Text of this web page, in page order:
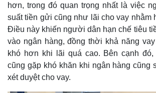
hơn, trong đó quan trọng nhất là việc
suất tiền gửi cũng như lãi cho vay nhằm
Điều này khiến người dân hạn chế tiêu
vào ngân hàng, đồng thời khả năng
khó hơn khi lãi quá cao. Bên cạnh
cũng gặp khó khăn khi ngân hàng cũng
xét duyệt cho vay.